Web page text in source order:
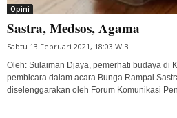
Opini
Sastra, Medsos, Agama
Sabtu 13 Februari 2021, 18:03 WIB
Oleh: Sulaiman Djaya, pemerhati budaya di
pembicara dalam acara Bunga Rampai
diselenggarakan oleh Forum Komunikasi